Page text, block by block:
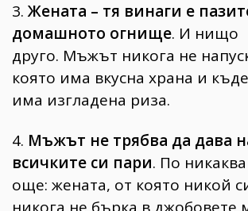
3.Жената – тя винаги е
домашното огнище. И нищо
друго. Мъжът никога не
която има вкусна храна и
има изгладена риза.
4. Мъжът не трябва да дава
всичките си пари. По
още: жената, от която никой